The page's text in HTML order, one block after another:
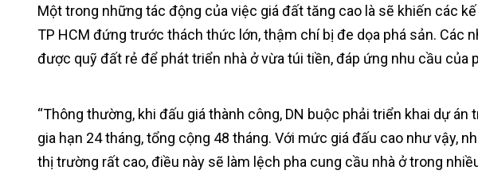
Một trong những tác động của việc giá đất tăng cao là sẽ khiến các
TP HCM đứng trước thách thức lớn, thậm chí bị đe dọa phá sản. Các
được quỹ đất rẻ để phát triển nhà ở vừa túi tiền, đáp ứng nhu cầu của
“Thông thường, khi đấu giá thành công, DN buộc phải triển khai dự
gia hạn 24 tháng, tổng cộng 48 tháng. Với mức giá đấu cao như vậy,
thị trường rất cao, điều này sẽ làm lệch pha cung cầu nhà ở trong